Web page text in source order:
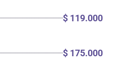
$ 119.000
$ 175.000